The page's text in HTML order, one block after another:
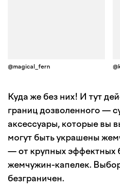
@magical_fern
Куда же без них! И тут
границ дозволенного —
аксессуары, которые вы
могут быть украшены
— от крупных эффектных
жемчужин-капелек.
безграничен.